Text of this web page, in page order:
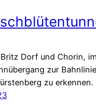
Dorf und Chorin,
zur
zu erkennen.